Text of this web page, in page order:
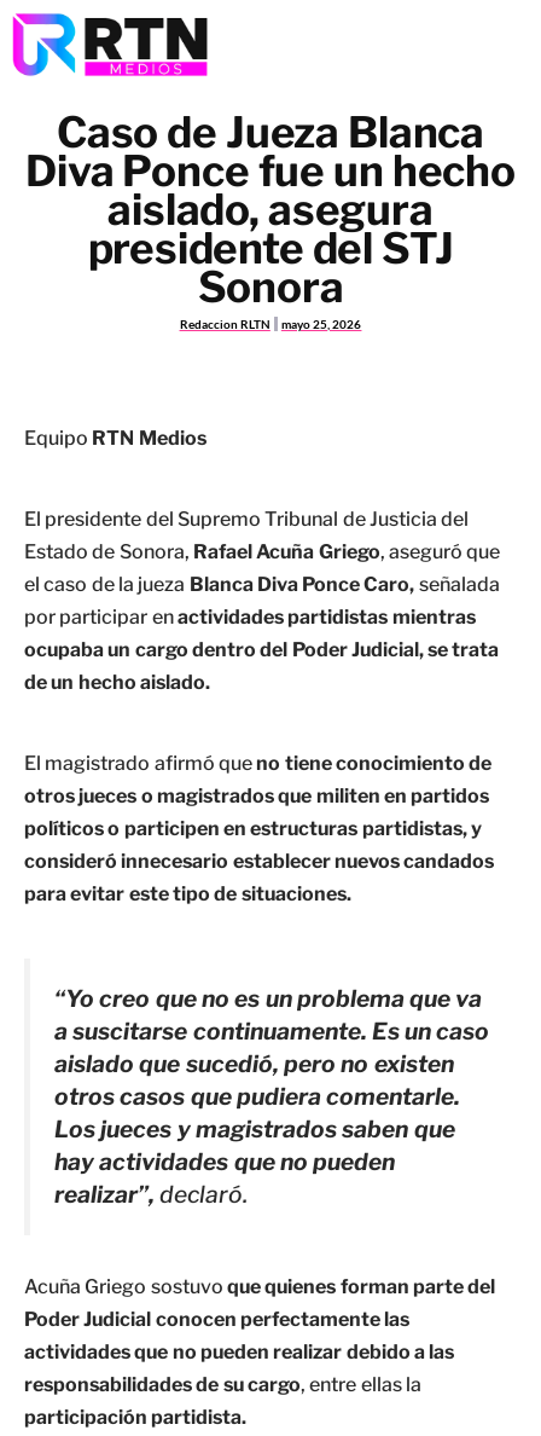
Caso de Jueza Blanca
Diva Ponce fue un hecho
aislado, asegura
presidente del STJ
Sonora
Redaccion RLTN mayo 25, 2026
Equipo RTN Medios
El presidente del Supremo Tribunal de Justicia del
Estado de Sonora, Rafael Acuña Griego, aseguró que
el caso de la jueza Blanca Diva Ponce Caro, señalada
por participar enactividades partidistas mientras
ocupaba un cargo dentro del Poder Judicial, se trata
de un hecho aislado.
El magistrado afirmó queno tiene conocimiento de
otros jueces o magistrados que militen en partidos
políticos o participen en estructuras partidistas, y
consideró innecesario establecer nuevos candados
para evitar este tipo de situaciones.
“Yo creo que no es un problema que va
a suscitarse continuamente. Es un caso
aislado que sucedió, pero no existen
otros casos que pudiera comentarle.
Los jueces y magistrados saben que
hay actividades que no pueden
realizar”, declaró.
Acuña Griego sostuvo que quienes forman parte del
Poder Judicial conocen perfectamente las
actividades que no pueden realizar debido a las
responsabilidades de su cargo, entre ellas la
participación partidista.